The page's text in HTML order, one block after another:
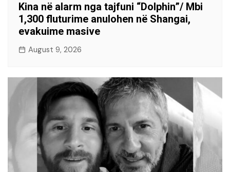
Kina në alarm nga tajfuni “Dolphin”/ Mbi
1,300 fluturime anulohen në Shangai,
evakuime masive
August 9, 2026